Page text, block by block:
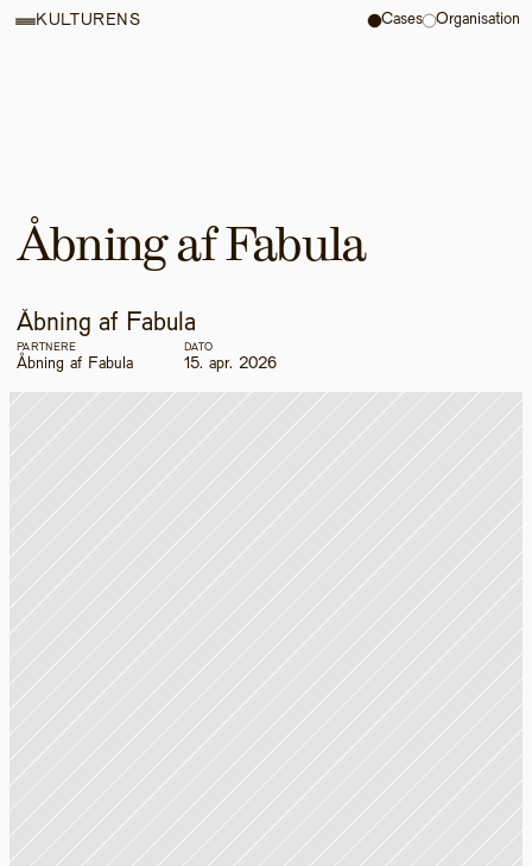
Åbning af Fabula
Åbning af Fabula
PARTNERE
Åbning af Fabula
DATO
15. apr. 2026
KULTURENS Cases Organisation